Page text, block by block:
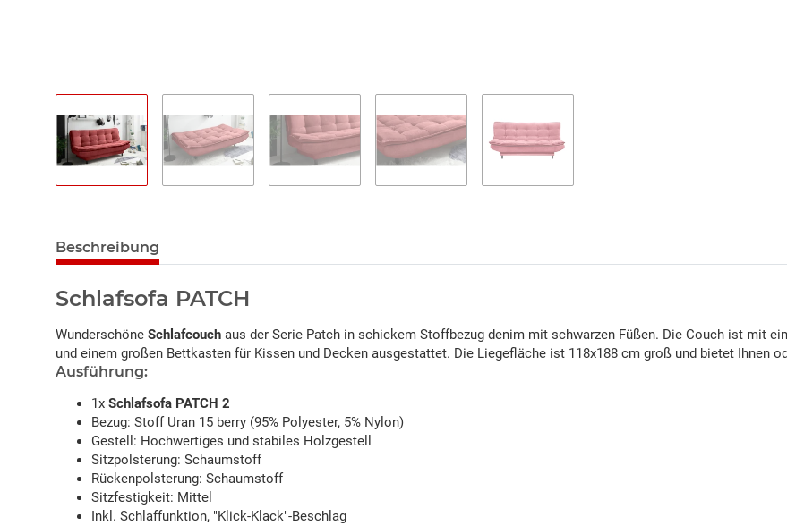
Beschreibung
Schlafsofa PATCH
Wunderschöne Schlafcouch aus der Serie Patch in schickem Stoffbezug denim mit schwarzen Füßen. Die Couch ist mit
und einem großen Bettkasten für Kissen und Decken ausgestattet. Die Liegefläche ist 118x188 cm groß und bietet Ihnen
Ausführung:
1x Schlafsofa PATCH 2
Bezug: Stoff Uran 15 berry (95% Polyester, 5% Nylon)
Gestell: Hochwertiges und stabiles Holzgestell
Sitzpolsterung: Schaumstoff
Rückenpolsterung: Schaumstoff
Sitzfestigkeit: Mittel
Inkl. Schlaffunktion, "Klick-Klack"-Beschlag